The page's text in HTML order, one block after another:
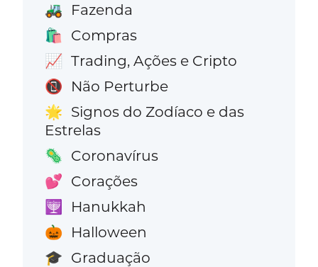
🚜 Fazenda
🛍️ Compras
📈 Trading, Ações e Cripto
📵 Não Perturbe
🌟 Signos do Zodíaco e das
Estrelas
🦠 Coronavírus
💕 Corações
🕎 Hanukkah
🎃 Halloween
🎓 Graduação